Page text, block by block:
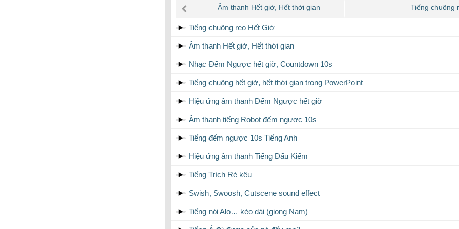
thanh
Âm thanh Hết giờ, Hết thời gian Tiếng chuông
Tiếng chuông reo Hết Giờ
Âm thanh Hết giờ, Hết thời gian
Nhạc Đếm Ngược hết giờ, Countdown 10s
Tiếng chuông hết giờ, hết thời gian trong PowerPoint
Hiệu ứng âm thanh Đếm Ngược hết giờ
Âm thanh tiếng Robot đếm ngược 10s
Tiếng đếm ngược 10s Tiếng Anh
Hiệu ứng âm thanh Tiếng Đấu Kiếm
Tiếng Trích Ré kêu
Swish, Swoosh, Cutscene sound effect
Tiếng nói Alo… kéo dài (giọng Nam)